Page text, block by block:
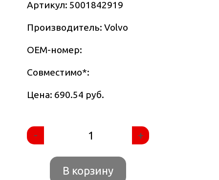
Артикул: 5001842919
Производитель: Volvo
OEM-номер:
Совместимо*:
Цена: 690.54 руб.
- +
В корзину